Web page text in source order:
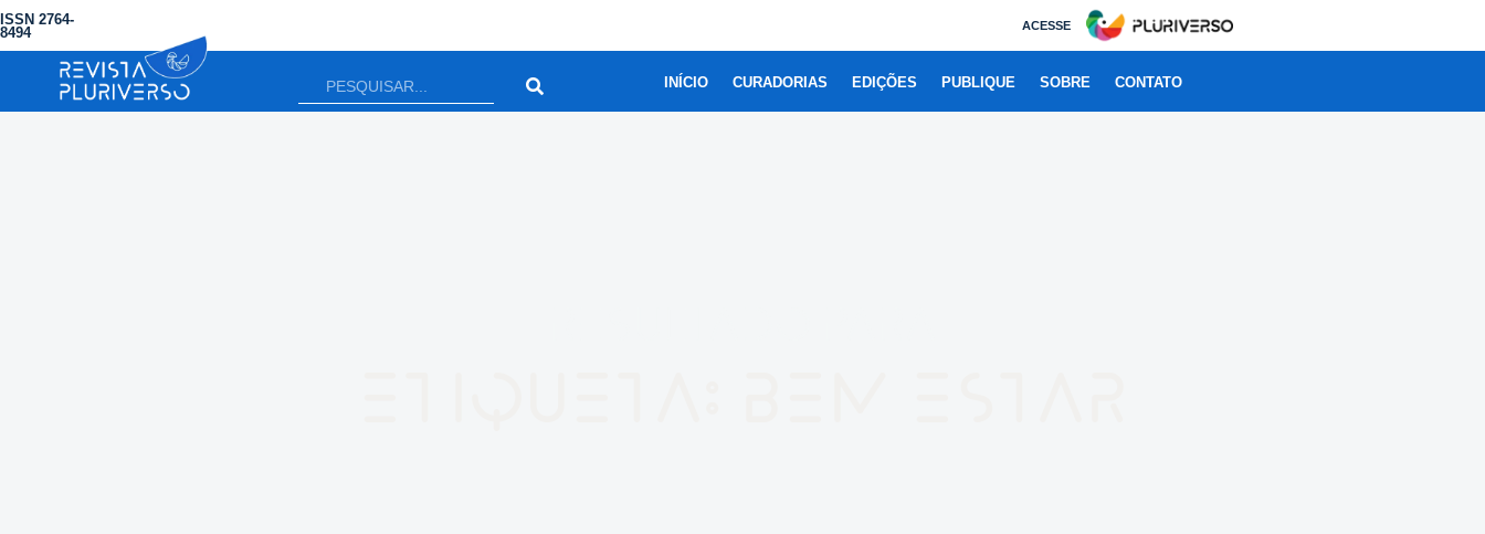
ISSN 2764-
8494
ACESSE
INÍCIO CURADORIAS EDIÇÕES PUBLIQUE SOBRE CONTATO